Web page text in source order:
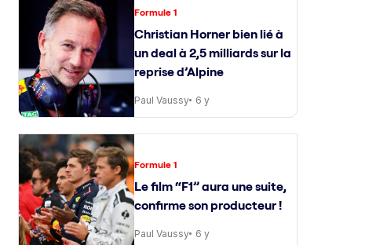
Formule 1
Christian Horner bien lié à
un deal à 2,5 milliards sur la
reprise d’Alpine
Paul Vaussy 6 y
Formule 1
Le film “F1” aura une suite,
confirme son producteur !
Paul Vaussy 6 y